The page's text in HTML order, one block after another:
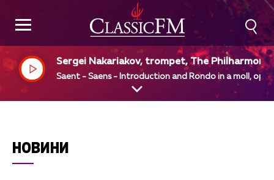
Sergei Nakariakov, trompet, The
Vladimir Ashkenazy, dir
Saent - Saens - Introduction and Rondo in a moll, op
НОВИНИ